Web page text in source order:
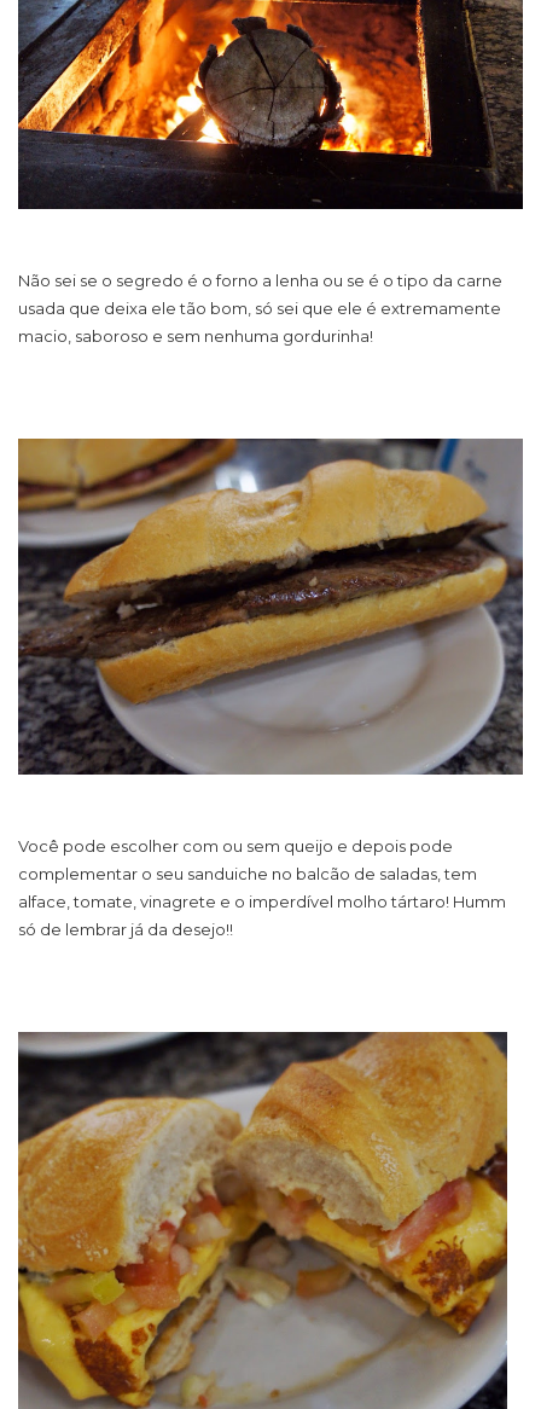
Não sei se o segredo é o forno a lenha ou se é o tipo da carne
usada que deixa ele tão bom, só sei que ele é extremamente
macio, saboroso e sem nenhuma gordurinha!
Você pode escolher com ou sem queijo e depois pode
complementar o seu sanduiche no balcão de saladas, tem
alface, tomate, vinagrete e o imperdível molho tártaro! Humm
só de lembrar já da desejo!!